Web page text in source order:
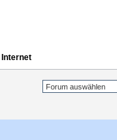
Internet